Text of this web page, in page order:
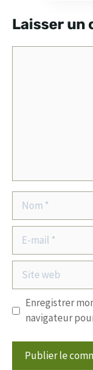
Laisser un
mail
Site
web
Enregistrer
navigateur